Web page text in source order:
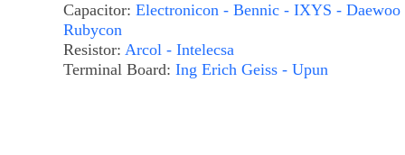
Capacitor: Electronicon - Bennic - IXYS - Daewoo
Rubycon
Resistor: Arcol - Intelecsa
Terminal Board: Ing Erich Geiss - Upun